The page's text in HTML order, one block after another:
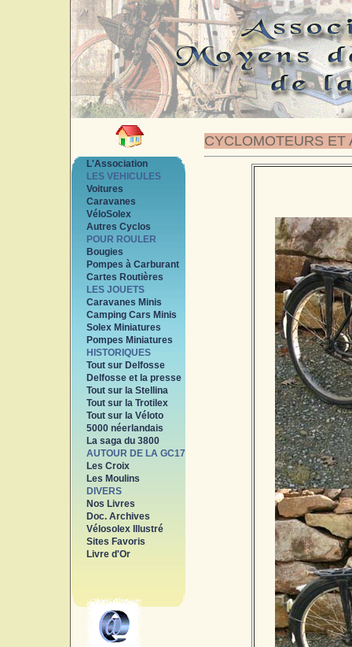
CYCLOMOTEURS ET
L'Association
LES VEHICULES
Voitures
Caravanes
VéloSolex
Autres Cyclos
POUR ROULER
Bougies
Pompes à Carburant
Cartes Routières
LES JOUETS
Caravanes Minis
Camping Cars Minis
Solex Miniatures
Pompes Miniatures
HISTORIQUES
Tout sur Delfosse
Delfosse et la presse
Tout sur la Stellina
Tout sur la Trotilex
Tout sur la Véloto
5000 néerlandais
La saga du 3800
AUTOUR DE LA GC17
Les Croix
Les Moulins
DIVERS
Nos Livres
Doc. Archives
Vélosolex Illustré
Sites Favoris
Livre d'Or